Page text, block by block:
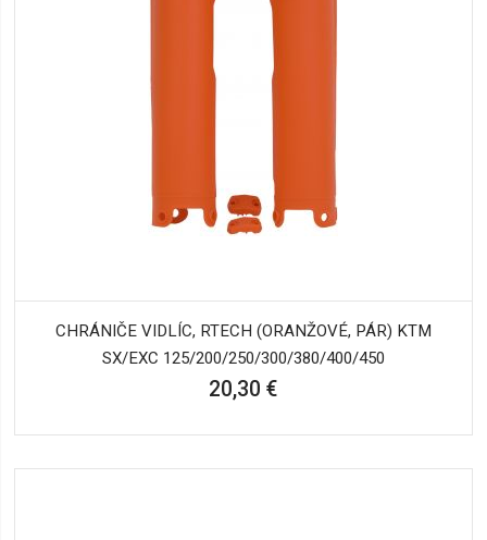
CHRÁNIČE VIDLÍC, RTECH (ORANŽOVÉ, PÁR) KTM
SX/EXC 125/200/250/300/380/400/450
20,30 €